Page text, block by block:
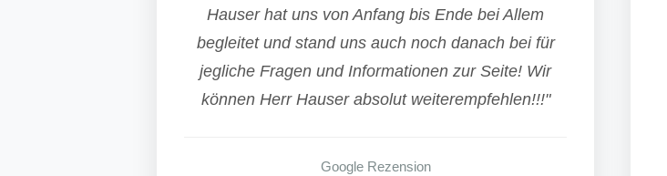
Hauser hat uns von Anfang bis Ende bei Allem
begleitet und stand uns auch noch danach bei für
jegliche Fragen und Informationen zur Seite! Wir
können Herr Hauser absolut weiterempfehlen!!!"
Google Rezension